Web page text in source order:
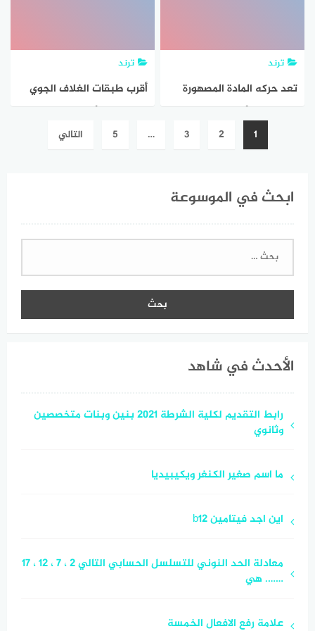
ترند
تعد حركه المادة المصهورة
الحركة التي تسببها تيارات
ترند
أقرب طبقات الغلاف الجوي
المقالات
1
2
3
…
5 التالي
ابحث في الموسوعة
البحث
الأحدث في شاهد
رابط التقديم لكلية الشرطة 2021 بنين وبنات متخصصين
وثانوي
ما اسم صغير الكنغر ويكيبيديا
اين اجد فيتامين b12
معادلة الحد النوني للتسلسل الحسابي التالي 2 ، 7 ، 12 ، 17
……. هي
علامة رفع الافعال الخمسة